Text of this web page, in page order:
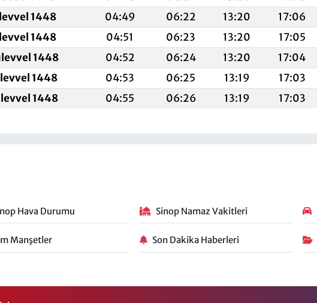
1448
04:49 06:22 13:20 17:06
1448
04:51 06:23 13:20 17:05
1448
04:52 06:24 13:20 17:04
1448
04:53 06:25 13:19 17:03
1448
04:55 06:26 13:19 17:03
Hava Durumu Sinop Namaz Vakitleri
Manşetler Son Dakika Haberleri